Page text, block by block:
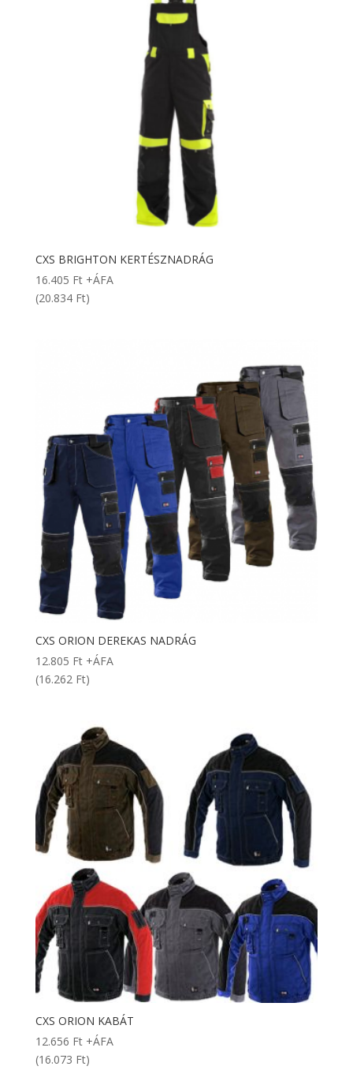
CXS BRIGHTON KERTÉSZNADRÁG
16.405 Ft +ÁFA
(20.834 Ft)
CXS ORION DEREKAS NADRÁG
12.805 Ft +ÁFA
(16.262 Ft)
CXS ORION KABÁT
12.656 Ft +ÁFA
(16.073 Ft)